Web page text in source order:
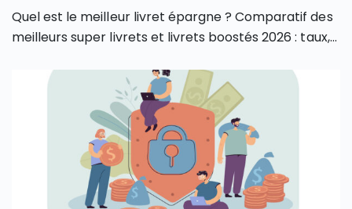
Quel est le meilleur livret épargne ? Comparatif des
meilleurs super livrets et livrets boostés 2026 : taux,